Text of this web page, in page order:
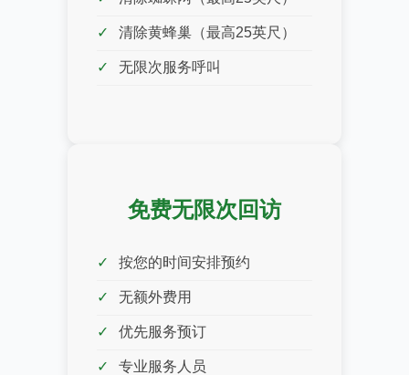
清除黄蜂巢（最高25英尺）
无限次服务呼叫
免费无限次回访
按您的时间安排预约
无额外费用
优先服务预订
专业服务人员